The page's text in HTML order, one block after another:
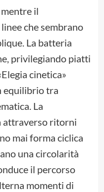
il
che sembrano
La batteria
privilegiando piatti
cinetica»
equilibrio tra
La
attraverso ritorni
mai forma ciclica
una circolarità
il percorso
momenti di